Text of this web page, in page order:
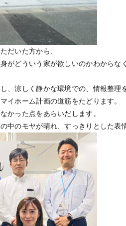
だいた方から、
がどういう家が欲しいのかわからな
、涼しく静かな環境での、情報整理
イホーム計画の道筋をたどります。
かった点をあらいだします。
中のモヤが晴れ、すっきりとした表